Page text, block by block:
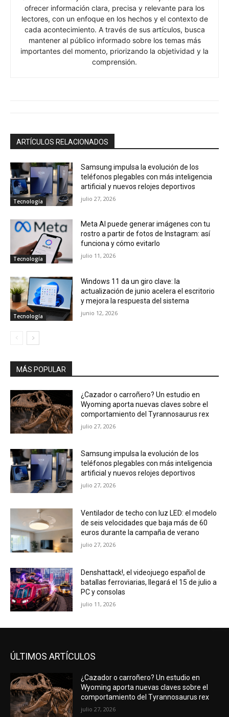
ofrecer información clara, precisa y relevante para los
lectores, con un enfoque en los hechos y el contexto de
cada acontecimiento. A través de sus artículos, busca
mantener al público informado sobre los temas más
importantes del momento, priorizando la objetividad y la
comprensión.
ARTÍCULOS RELACIONADOS
Tecnología
Samsung impulsa la evolución de los
teléfonos plegables con más inteligencia
artificial y nuevos relojes deportivos
julio 27, 2026
Tecnología
Meta AI puede generar imágenes con tu
rostro a partir de fotos de Instagram: así
funciona y cómo evitarlo
julio 11, 2026
Tecnología
Windows 11 da un giro clave: la
actualización de junio acelera el escritorio
y mejora la respuesta del sistema
junio 12, 2026
MÁS POPULAR
¿Cazador o carroñero? Un estudio en
Wyoming aporta nuevas claves sobre el
comportamiento del Tyrannosaurus rex
julio 27, 2026
Samsung impulsa la evolución de los
teléfonos plegables con más inteligencia
artificial y nuevos relojes deportivos
julio 27, 2026
Ventilador de techo con luz LED: el modelo
de seis velocidades que baja más de 60
euros durante la campaña de verano
julio 27, 2026
Denshattack!, el videojuego español de
batallas ferroviarias, llegará el 15 de julio a
PC y consolas
julio 11, 2026
ÚLTIMOS ARTÍCULOS
¿Cazador o carroñero? Un estudio en
Wyoming aporta nuevas claves sobre el
comportamiento del Tyrannosaurus rex
julio 27, 2026